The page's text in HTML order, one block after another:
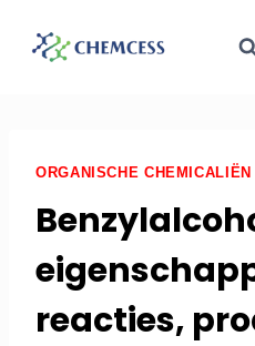
ORGANISCHE CHEMICALIËN
reacties,